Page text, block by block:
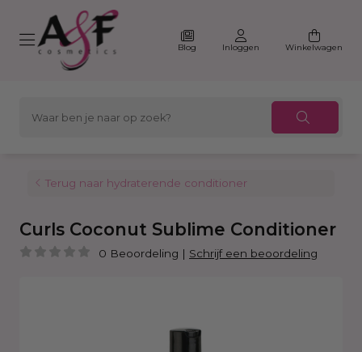
Blog Inloggen Winkelwagen
Terug naar hydraterende conditioner
Curls Coconut Sublime Conditioner
0 Beoordeling | Schrijf een beoordeling